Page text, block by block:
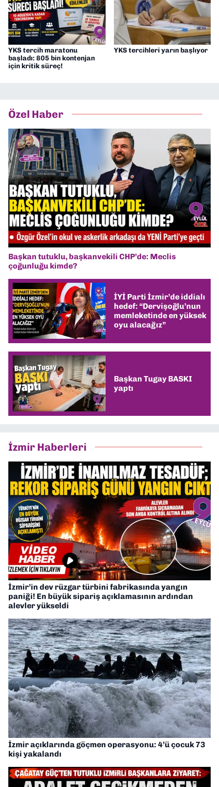
YKS tercih maratonu
başladı: 805 bin kontenjan
için kritik süreç!
YKS tercihleri yarın başlıyor
Özel Haber
Başkan tutuklu, başkanvekili CHP’de: Meclis
çoğunluğu kimde?
İYİ Parti İzmir’de iddialı
hedef: “Dervişoğlu’nun
memleketinde en yüksek
oyu alacağız”
Başkan Tugay BASKI
yaptı
İzmir Haberleri
İzmir’in dev rüzgar türbini fabrikasında yangın
paniği! En büyük sipariş açıklamasının ardından
alevler yükseldi
İzmir açıklarında göçmen operasyonu: 4’ü çocuk 73
kişi yakalandı